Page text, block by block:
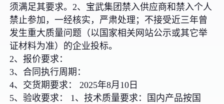
须满足其要求。2、宝武集团禁入供应商和禁入个人
禁止参加，一经核实，严肃处理；不接受近三年曾
发生重大质量问题（以国家相关网站公示或其它举
证材料为准）的企业投标。
2、报价要求：
3、合同执行周期：
4、交货期要求： 2025年8月10日
5、验收要求： 1、技术质量要求：国内产品按国